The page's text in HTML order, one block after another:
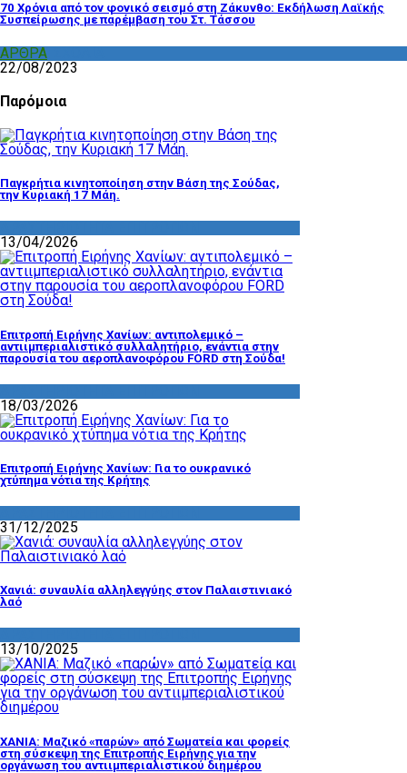
70 Χρόνια από τον φονικό σεισμό στη Ζάκυνθο: Εκδήλωση Λαϊκής
Συσπείρωσης με παρέμβαση του Στ. Τάσσου
ΑΡΘΡΑ
22/08/2023
Παρόμοια
Παγκρήτια κινητοποίηση στην Βάση της Σούδας,
την Κυριακή 17 Μάη.
13/04/2026
Επιτροπή Ειρήνης Χανίων: αντιπολεμικό –
αντιιμπεριαλιστικό συλλαλητήριο, ενάντια στην
παρουσία του αεροπλανοφόρου FORD στη Σούδα!
18/03/2026
Επιτροπή Ειρήνης Χανίων: Για το ουκρανικό
χτύπημα νότια της Κρήτης
31/12/2025
Χανιά: συναυλία αλληλεγγύης στον Παλαιστινιακό
λαό
13/10/2025
ΧΑΝΙΑ: Μαζικό «παρών» από Σωματεία και φορείς
στη σύσκεψη της Επιτροπής Ειρήνης για την
οργάνωση του αντιιμπεριαλιστικού διημέρου